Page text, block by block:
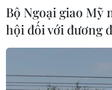
Mỹ kiểm tra gần 500
06/08/2026 23:31
Bộ Ngoại giao Mỹ
hội đối với đương